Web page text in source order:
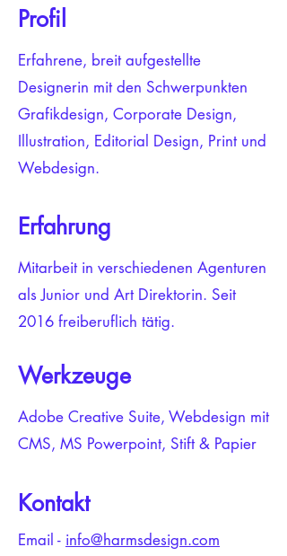
Profil
Erfahrene, breit aufgestellte
Designerin mit den Schwerpunkten
Grafikdesign, Corporate Design,
Illustration, Editorial Design, Print und
Webdesign.
Erfahrung
Mitarbeit in verschiedenen Agenturen
als Junior und Art Direktorin. Seit
2016 freiberuflich tätig.
Werkzeuge
Adobe Creative Suite, Webdesign mit
CMS, MS Powerpoint, Stift & Papier
Kontakt
Email - info@harmsdesign.com